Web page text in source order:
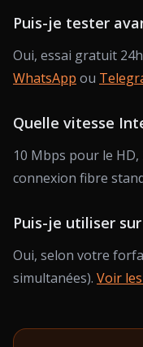
Puis-je tester
Oui, essai gratuit
WhatsApp ou
Quelle vitesse
10 Mbps pour le
connexion fibre
Puis-je utiliser
Oui, selon votre
simultanées). Voir